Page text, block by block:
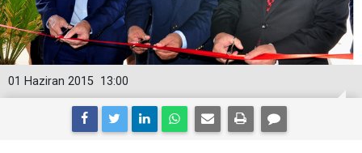
13:00
01 Haziran 2015